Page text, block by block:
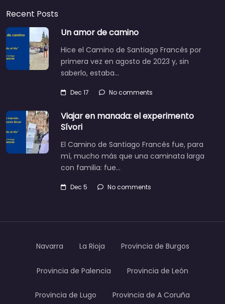
Recent Posts
Un amor de camino
Hice el Camino de Santiago Francés por
primera vez en agosto de 2023 y, sin
saberlo, estaba…
Dec 17 No comments
Viajar en manada: el experimento
Sívori
El Camino de Santiago Francés fue, para
mí, mucho más que una caminata larga
con familia: fue…
Dec 5 No comments
Navarra La Rioja Provincia de Burgos
Provincia de Palencia Provincia de León
Provincia de Lugo Provincia de A Coruña